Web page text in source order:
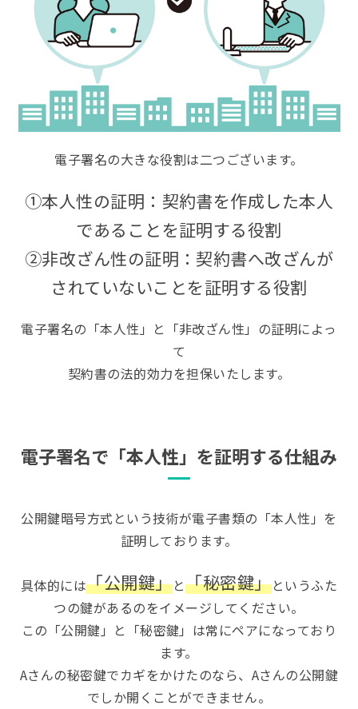
電子署名の大きな役割は二つございます。
①本人性の証明：契約書を作成した本人
であることを証明する役割
②非改ざん性の証明：契約書へ改ざんが
されていないことを証明する役割
電子署名の「本人性」と「非改ざん性」の証明によっ
て
契約書の法的効力を担保いたします。
電子署名で「本人性」を証明する仕組み
公開鍵暗号方式という技術が電子書類の「本人性」を
証明しております。
具体的には「公開鍵」と「秘密鍵」というふた
つの鍵があるのをイメージしてください。
この「公開鍵」と「秘密鍵」は常にペアになっており
ます。
Aさんの秘密鍵でカギをかけたのなら、Aさんの公開鍵
でしか開くことができません。